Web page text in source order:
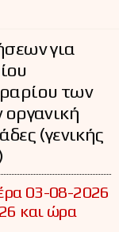
για
των
οργανική
(γενικής
03-08-2026
και ώρα